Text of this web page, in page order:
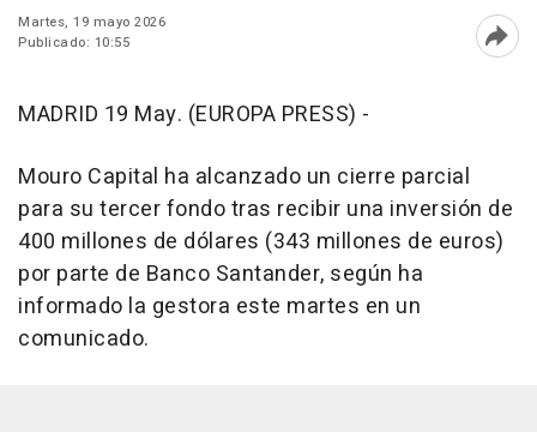
Martes, 19 mayo 2026
Publicado: 10:55
MADRID 19 May. (EUROPA PRESS) -
Mouro Capital ha alcanzado un cierre parcial
para su tercer fondo tras recibir una inversión de
400 millones de dólares (343 millones de euros)
por parte de Banco Santander, según ha
informado la gestora este martes en un
comunicado.